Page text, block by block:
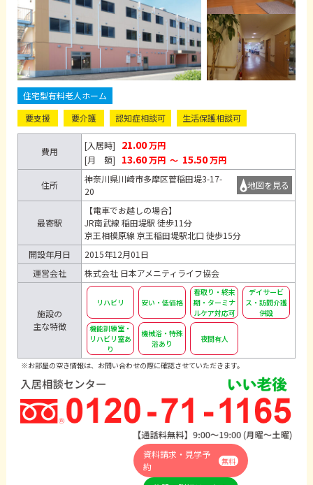
住宅型有料老人ホーム
要支援
要介護 認知症相談可 生活保護相談可
費用
[入居時] 21.00万円
[月 額]
13.60万円 ～ 15.50万円
住所
神奈川県川崎市多摩区菅稲田堤3-17-
20
地図を見る
最寄駅
【電車でお越しの場合】
JR南武線 稲田堤駅 徒歩11分
京王相模原線 京王稲田堤駅北口 徒歩15分
開設年月日
2015年12月01日
運営会社
株式会社 日本アメニティライフ協会
施設の
主な特徴
リハビリ 安い・低価格
看取り・終末
期・ターミナ
ルケア対応可
デイサービ
ス・訪問介護
併設
機能訓練室・
リハビリ室あ
り
機械浴・特殊
浴あり
夜間有人
※お部屋の空き情報は、お問い合わせの際に確認させていただきます。
資料請求・見学予
約
無料